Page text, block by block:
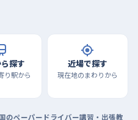
探す
り駅から
近場で探す
現在地のまわりから
のペーパードライバー講習・出張教